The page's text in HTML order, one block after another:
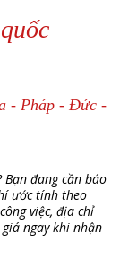
- Pháp - Đức -
đang cần báo
ước tính theo
việc, địa chỉ
ngay khi nhận